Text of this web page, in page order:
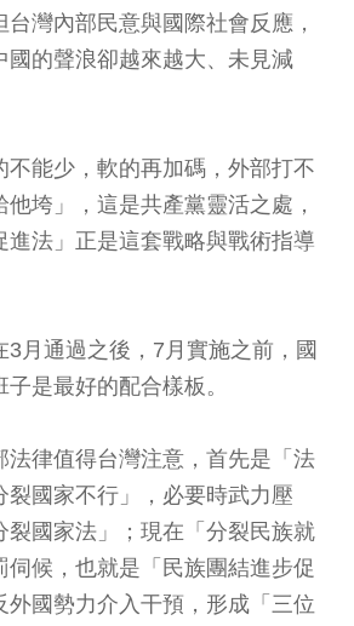
灣內部民意與國際社會反應，
國的聲浪卻越來越大、未見減
不能少，軟的再加碼，外部打不
垮」，這是共產黨靈活之處，
進法」正是這套戰略與戰術指導
3月通過之後，7月實施之前，國
是最好的配合樣板。
法律值得台灣注意，首先是「法
裂國家不行」，必要時武力壓
裂國家法」；現在「分裂民族就
伺候，也就是「民族團結進步促
外國勢力介入干預，形成「三位